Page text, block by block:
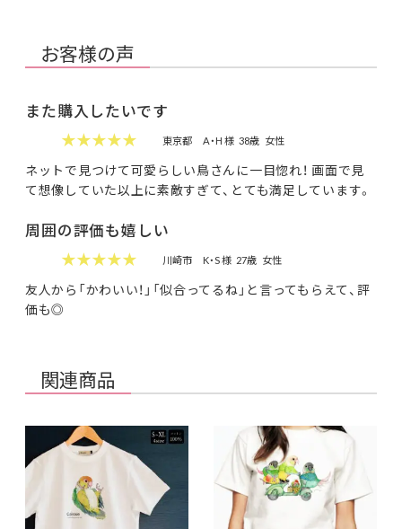
お客様の声
また購入したいです
★★★★★
東京都 A・H 様 38歳 女性
ネットで見つけて可愛らしい鳥さんに一目惚れ！ 画面で見
て想像していた以上に素敵すぎて、とても満足しています。
周囲の評価も嬉しい
★★★★★
川崎市 K・S 様 27歳 女性
友人から「かわいい！」「似合ってるね」と言ってもらえて、評
価も◎
関連商品